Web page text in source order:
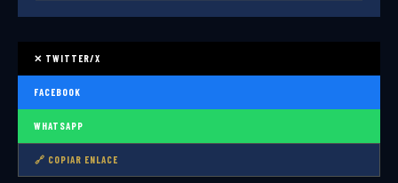
✕ TWITTER/X
FACEBOOK
WHATSAPP
🔗 COPIAR ENLACE